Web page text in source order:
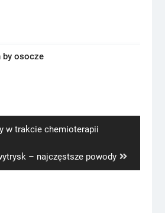
by osocze
w trakcie chemioterapii
– najczęstsze powody